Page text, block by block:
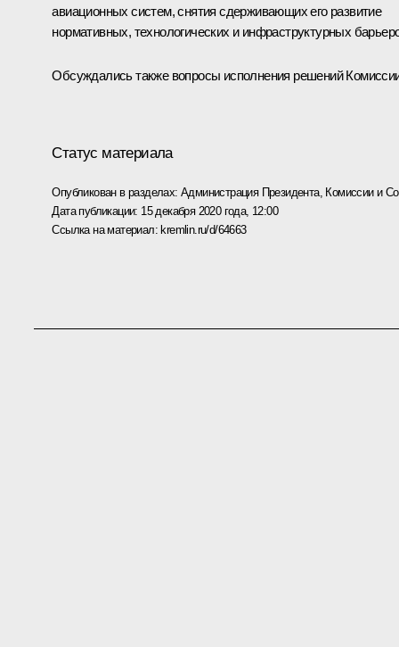
авиационных систем, снятия сдерживающих его развитие
нормативных, технологических и инфраструктурных
Обсуждались также вопросы исполнения решений
Статус материала
Опубликован в разделах: Администрация Президента, Комиссии и
Дата публикации: 15 декабря 2020 года, 12:00
Ссылка на материал: kremlin.ru/d/64663